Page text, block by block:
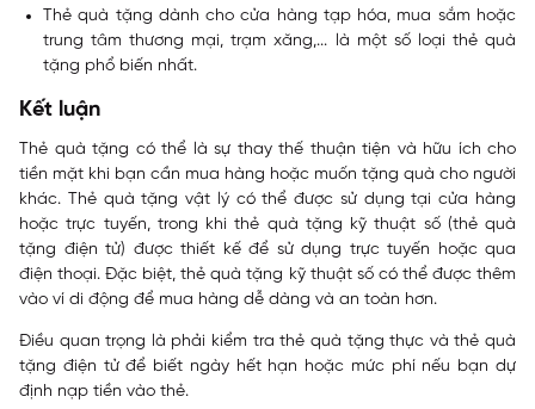
Thẻ quà tặng dành cho cửa hàng tạp hóa, mua sắm hoặc
trung tâm thương mại, trạm xăng,... là một số loại thẻ quà
tặng phổ biến nhất.
Kết luận
Thẻ quà tặng có thể là sự thay thế thuận tiện và hữu ích cho
tiền mặt khi bạn cần mua hàng hoặc muốn tặng quà cho người
khác. Thẻ quà tặng vật lý có thể được sử dụng tại cửa hàng
hoặc trực tuyến, trong khi thẻ quà tặng kỹ thuật số (thẻ quà
tặng điện tử) được thiết kế để sử dụng trực tuyến hoặc qua
điện thoại. Đặc biệt, thẻ quà tặng kỹ thuật số có thể được thêm
vào ví di động để mua hàng dễ dàng và an toàn hơn.
Điều quan trọng là phải kiểm tra thẻ quà tặng thực và thẻ quà
tặng điện tử để biết ngày hết hạn hoặc mức phí nếu bạn dự
định nạp tiền vào thẻ.